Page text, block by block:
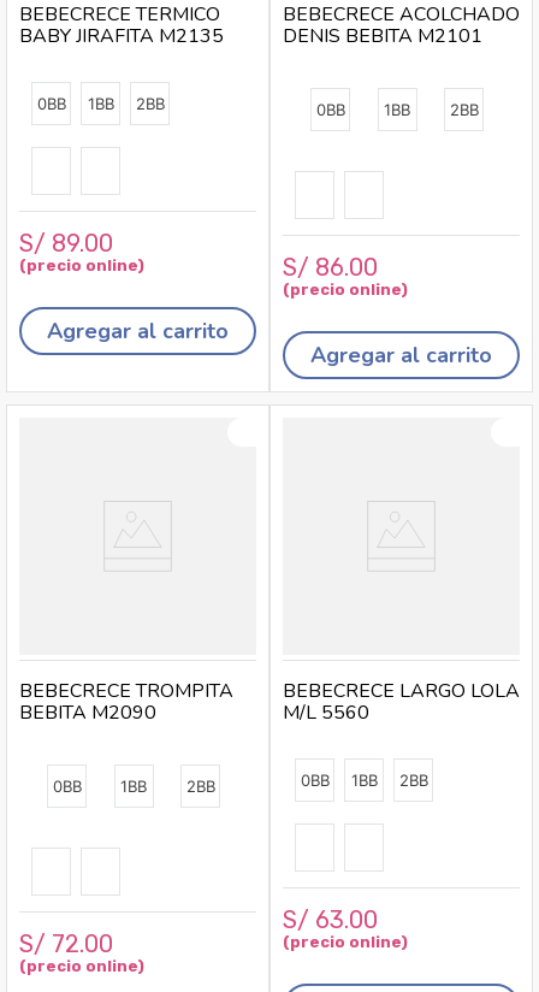
0BB 1BB 2BB
BEBECRECE TERMICO
BABY JIRAFITA M2135
S/ 89.00
Agregar al carrito
0BB 1BB 2BB
BEBECRECE ACOLCHADO
DENIS BEBITA M2101
S/ 86.00
Agregar al carrito
0BB 1BB 2BB
BEBECRECE TROMPITA
BEBITA M2090
S/ 72.00
0BB 1BB 2BB
BEBECRECE LARGO LOLA
M/L 5560
S/ 63.00